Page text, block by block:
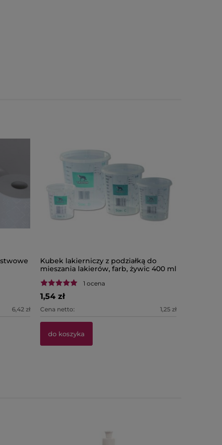
6,42 zł
Kubek lakierniczy z podziałką do
mieszania lakierów, farb, żywic 400 ml
1 ocena
1,54 zł
Cena netto: 1,25 zł
do koszyka